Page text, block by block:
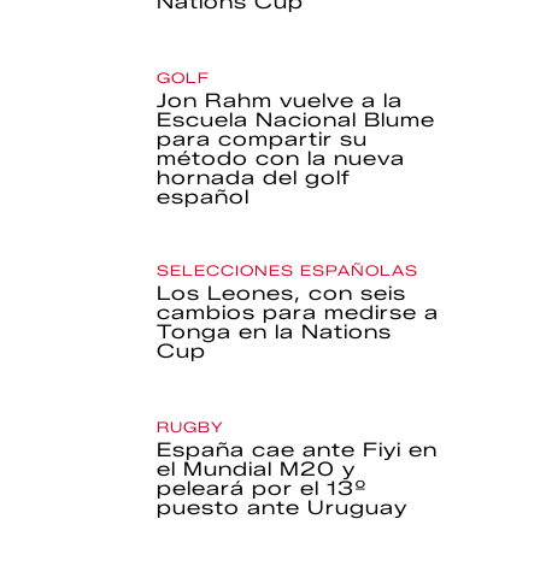
GOLF
Jon Rahm vuelve a la
Escuela Nacional Blume
para compartir su
método con la nueva
hornada del golf
español
SELECCIONES ESPAÑOLAS
Los Leones, con seis
cambios para medirse a
Tonga en la Nations
Cup
RUGBY
España cae ante Fiyi en
el Mundial M20 y
peleará por el 13º
puesto ante Uruguay